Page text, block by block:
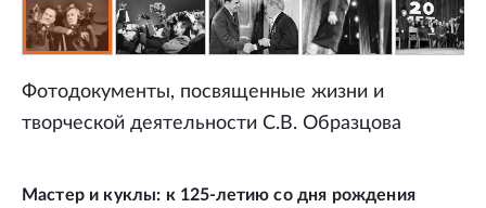
Фотодокументы, посвященные жизни и
творческой деятельности С.В. Образцова
Мастер и куклы: к 125-летию со дня рождения